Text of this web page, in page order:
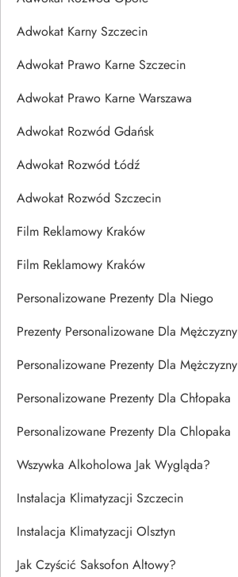
Adwokat Karny Szczecin
Adwokat Prawo Karne Szczecin
Adwokat Prawo Karne Warszawa
Adwokat Rozwód Gdańsk
Adwokat Rozwód Łódź
Adwokat Rozwód Szczecin
Film Reklamowy Kraków
Film Reklamowy Kraków
Personalizowane Prezenty Dla Niego
Prezenty Personalizowane Dla Mężczyzny
Personalizowane Prezenty Dla Mężczyzny
Personalizowane Prezenty Dla Chłopaka
Personalizowane Prezenty Dla Chlopaka
Wszywka Alkoholowa Jak Wygląda?
Instalacja Klimatyzacji Szczecin
Instalacja Klimatyzacji Olsztyn
Jak Czyścić Saksofon Altowy?